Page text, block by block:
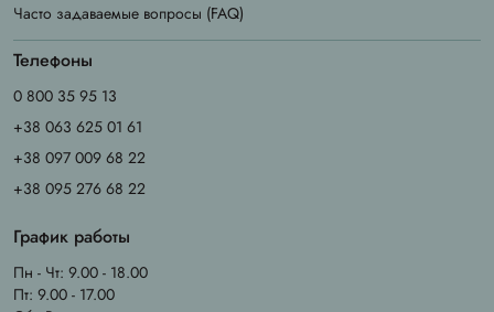
Часто задаваемые вопросы (FAQ)
Телефоны
0 800 35 95 13
+38 063 625 01 61
+38 097 009 68 22
+38 095 276 68 22
График работы
Пн - Чт: 9.00 - 18.00
Пт: 9.00 - 17.00